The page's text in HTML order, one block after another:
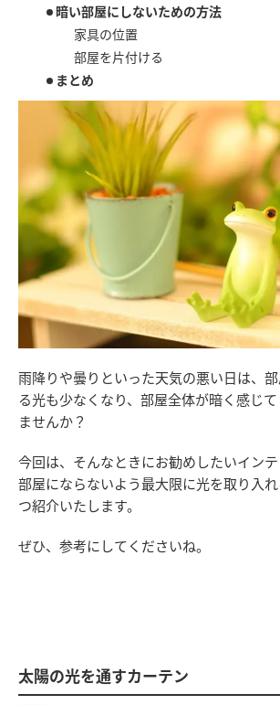
暗い部屋にしないための方法
家具の位置
部屋を片付ける
まとめ
雨降りや曇りといった天気の悪い日は、
る光も少なくなり、部屋全体が暗く感じ
ませんか？
今回は、そんなときにお勧めしたいイン
部屋にならないよう最大限に光を取り入
つ紹介いたします。
ぜひ、参考にしてくださいね。
太陽の光を通すカーテン